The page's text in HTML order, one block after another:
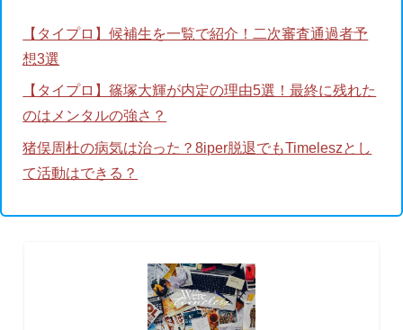
【タイプロ】候補生を一覧で紹介！二次審査通過者予
想3選
【タイプロ】篠塚大輝が内定の理由5選！最終に残れた
のはメンタルの強さ？
猪俣周杜の病気は治った？8iper脱退でもTimeleszとし
て活動はできる？